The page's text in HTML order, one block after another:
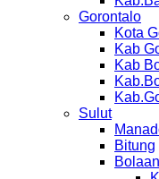
Gorontalo
Kota
Kab
Kab
Sulut
Bitung